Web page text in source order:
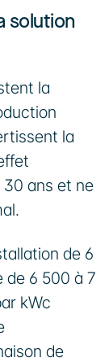
solution
la
la
ans et ne
de 6
de 6 500 à 7
kWc
de